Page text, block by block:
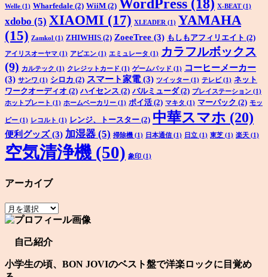
Welle (1) Wharfedale (2) WiiM (2) WordPress (18) X-BEAT(1)
xdobo (5) XIAOMI (17) XLEADER (1) YAMAHA
(15) Zamkol (1) ZHIWHIS (2) ZoeeTree (3) もしもアフィリエイト (2)
アイリスオーヤマ (1) アビエン (1) エミュレータ (1) カラフルボックス
(9) カルテック (1) クレジットカード (1) ゲームパッド (1) コーヒーメーカー
(3) サンワ (1) シロカ (2) スマート家電 (3) ツイッター (1) テレビ(1) ネット
ワークオーディオ (2) ハイセンス (2) バルミューダ(2) プレイステーション (1)
ホットプレート (1) ホームベーカリー (1) ポイ活(2) マキタ (1) マーパック (2) モッ
ピー (1) レコルト (1) レンジ、トースター (2) 中華スマホ (20)
便利グッズ(3) 加湿器 (5) 掃除機 (1) 日本通信 (1) 日立 (1) 東芝 (1) 楽天 (1)
空気清浄機 (50) 象印 (1)
アーカイブ
ア
ー
ブ
自己紹介
小学生の頃、BON JOVIのベスト盤で洋楽ロックに目覚め